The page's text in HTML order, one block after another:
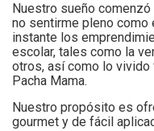
Nuestro sueño
no sentirme pleno como
instante los
escolar, tales como la
otros, así como lo
Pacha Mama.
Nuestro propósito es
gourmet y de fácil